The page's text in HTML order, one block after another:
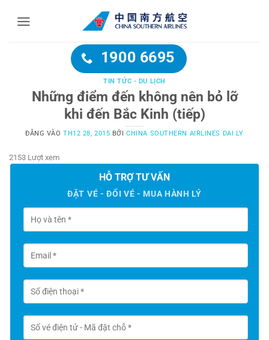
1900 6695
TIN TỨC - DU LỊCH
Những điểm đến không nên bỏ lỡ
khi đến Bắc Kinh (tiếp)
ĐĂNG VÀOTH12 28, 2015 BỞICHINA SOUTHERN AIRLINES DAI LY
2153 Lượt xem
HỖ TRỢ TƯ VẤN
ĐẶT VÉ - ĐỔI VÉ - MUA HÀNH LÝ